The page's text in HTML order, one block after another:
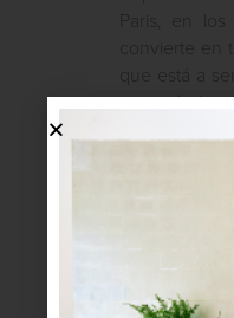
convierte en
con más